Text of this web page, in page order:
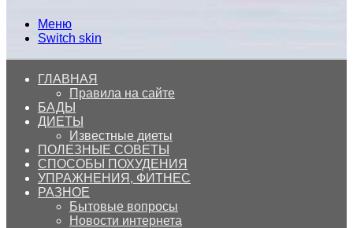
Меню
Switch skin
ГЛАВНАЯ
Правила на сайте
БАДЫ
ДИЕТЫ
Известные диеты
ПОЛЕЗНЫЕ СОВЕТЫ
СПОСОБЫ ПОХУДЕНИЯ
УПРАЖНЕНИЯ, ФИТНЕС
РАЗНОЕ
Бытовые вопросы
Новости интернета